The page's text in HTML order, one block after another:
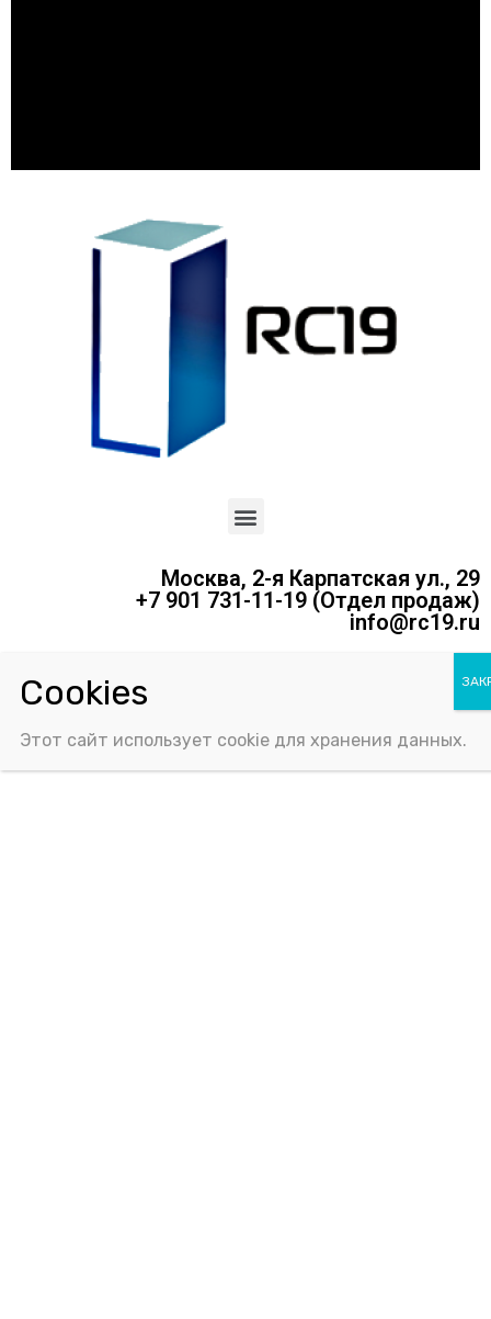
Москва, 2-я Карпатская ул., 29
+7 901 731-11-19 (Отдел продаж)
info@rc19.ru
Политика конфиденциальности
Соглашение об использовании Cookie-файлов
Этот сайт использует cookie для хранения данных.